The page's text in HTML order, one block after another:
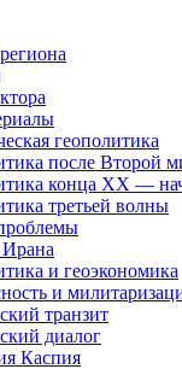
геополитика
после Второй
конца XX —
третьей волны
и геоэкономика
и
транзит
диалог
Каспия